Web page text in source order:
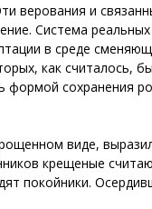
верования и
Система реальных
в среде
как считалось,
сохранения
виде,
крещеные
покойники.